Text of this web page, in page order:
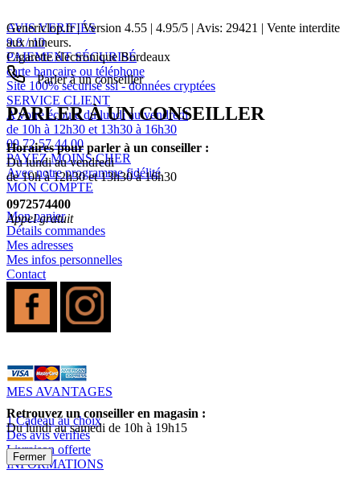
AVIS VERIFIÉS
9.8 / 10
PAIEMENT SÉCURISÉ
carte bancaire ou téléphone
Site 100% sécurisé ssl - données cryptées
SERVICE CLIENT
A votre écoute du lundi au vendredi
de 10h à 12h30 et 13h30 à 16h30
09 72 57 44 00
PAYEZ MOINS CHER
Avec notre programme fidélité
MON COMPTE
Mon panier
Détails commandes
Mes adresses
Mes infos personnelles
Contact
MES AVANTAGES
1 Cadeau au choix
Des avis vérifiés
Livraison offerte
INFORMATIONS
Genericlop.fr|Version 4.55 | 4.95/5 | Avis: 29421 | Vente interdite
aux mineurs.
Cigarette électronique Bordeaux
Parler à un conseiller
PARLER À UN CONSEILLER
Horaires pour parler à un conseiller :
Du lundi au vendredi
de 10h à 12h30 et 13h30 à 16h30
0972574400
Appel gratuit
Retrouvez un conseiller en magasin :
Du lundi au samedi de 10h à 19h15
Fermer